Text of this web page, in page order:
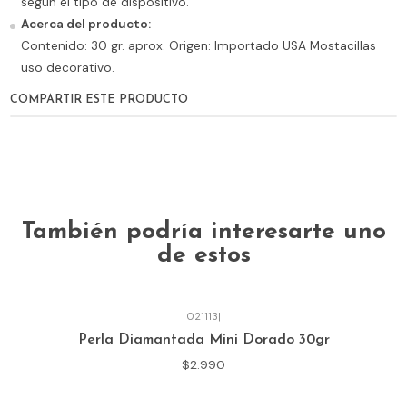
Acerca del producto:
Contenido: 30 gr. aprox. Origen: Importado USA Mostacillas
uso decorativo.
COMPARTIR ESTE PRODUCTO
También podría interesarte uno
de estos
021113|
Perla Diamantada Mini Dorado 30gr
$2.990